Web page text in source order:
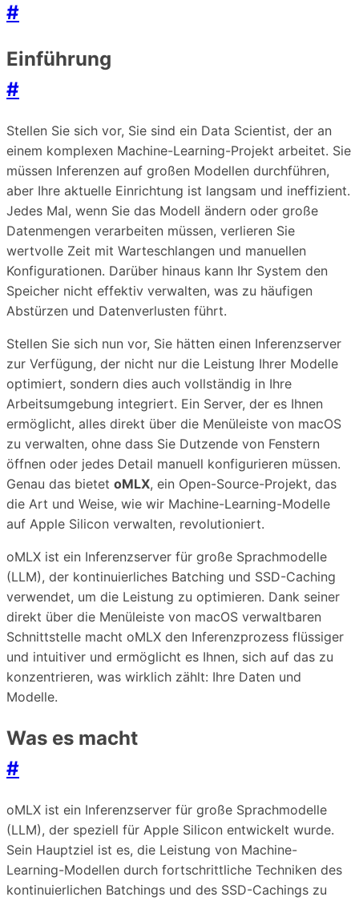
#
Einführung
#
Stellen Sie sich vor, Sie sind ein Data Scientist, der an
einem komplexen Machine-Learning-Projekt arbeitet. Sie
müssen Inferenzen auf großen Modellen durchführen,
aber Ihre aktuelle Einrichtung ist langsam und ineffizient.
Jedes Mal, wenn Sie das Modell ändern oder große
Datenmengen verarbeiten müssen, verlieren Sie
wertvolle Zeit mit Warteschlangen und manuellen
Konfigurationen. Darüber hinaus kann Ihr System den
Speicher nicht effektiv verwalten, was zu häufigen
Abstürzen und Datenverlusten führt.
Stellen Sie sich nun vor, Sie hätten einen Inferenzserver
zur Verfügung, der nicht nur die Leistung Ihrer Modelle
optimiert, sondern dies auch vollständig in Ihre
Arbeitsumgebung integriert. Ein Server, der es Ihnen
ermöglicht, alles direkt über die Menüleiste von macOS
zu verwalten, ohne dass Sie Dutzende von Fenstern
öffnen oder jedes Detail manuell konfigurieren müssen.
Genau das bietet oMLX, ein Open-Source-Projekt, das
die Art und Weise, wie wir Machine-Learning-Modelle
auf Apple Silicon verwalten, revolutioniert.
oMLX ist ein Inferenzserver für große Sprachmodelle
(LLM), der kontinuierliches Batching und SSD-Caching
verwendet, um die Leistung zu optimieren. Dank seiner
direkt über die Menüleiste von macOS verwaltbaren
Schnittstelle macht oMLX den Inferenzprozess flüssiger
und intuitiver und ermöglicht es Ihnen, sich auf das zu
konzentrieren, was wirklich zählt: Ihre Daten und
Modelle.
Was es macht
#
oMLX ist ein Inferenzserver für große Sprachmodelle
(LLM), der speziell für Apple Silicon entwickelt wurde.
Sein Hauptziel ist es, die Leistung von Machine-
Learning-Modellen durch fortschrittliche Techniken des
kontinuierlichen Batchings und des SSD-Cachings zu